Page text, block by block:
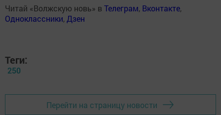
Читай «Волжскую новь» в Телеграм, Вконтакте,
Одноклассники, Дзен
Теги:
250
Перейти на страницу новости